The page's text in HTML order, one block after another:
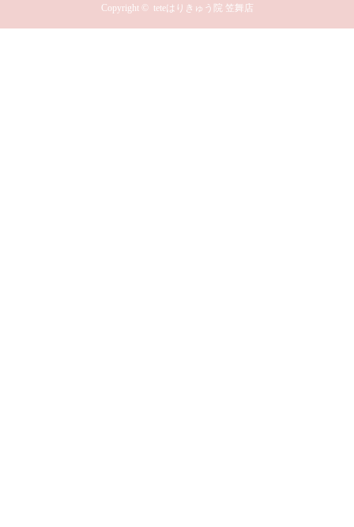
Copyright © teteはりきゅう院 笠舞店